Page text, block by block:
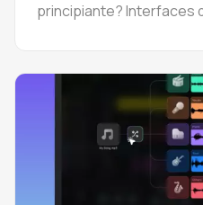
principiante? Interfaces